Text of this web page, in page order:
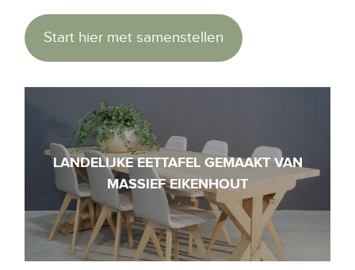
Start hier met samenstellen
LANDELIJKE EETTAFEL GEMAAKT VAN
MASSIEF EIKENHOUT